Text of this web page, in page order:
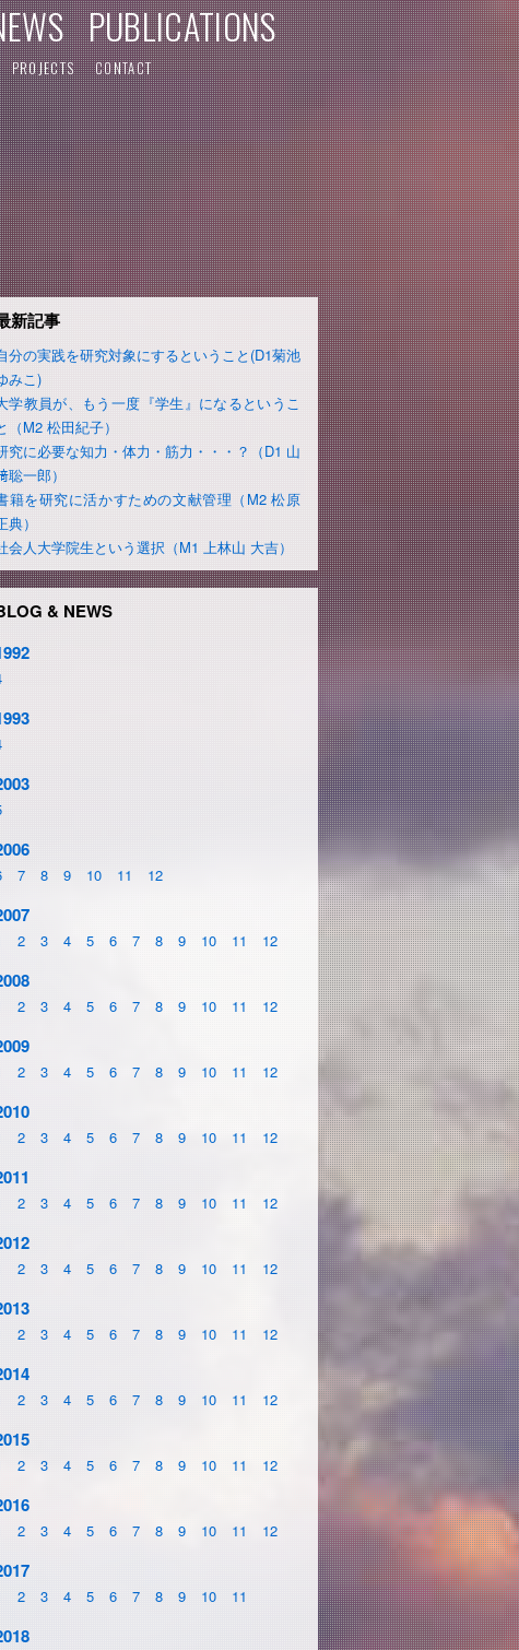
PUBLICATIONS
PROJECTS CONTACT
新記事
分の実践を研究対象にするということ(D1菊池
みこ)
学教員が、もう一度『学生』になるというこ
（M2 松田紀子）
究に必要な知力・体力・筋力・・・？（D1 山
聡一郎）
籍を研究に活かすための文献管理（M2 松原
典）
会人大学院生という選択（M1 上林山 大吉）
& NEWS
7 8 9 10 11 12
2 3 4 5 6 7 8 9 10 11 12
2 3 4 5 6 7 8 9 10 11 12
2 3 4 5 6 7 8 9 10 11 12
2 3 4 5 6 7 8 9 10 11 12
2 3 4 5 6 7 8 9 10 11 12
2 3 4 5 6 7 8 9 10 11 12
2 3 4 5 6 7 8 9 10 11 12
2 3 4 5 6 7 8 9 10 11 12
2 3 4 5 6 7 8 9 10 11 12
2 3 4 5 6 7 8 9 10 11 12
2 3 4 5 6 7 8 9 10 11